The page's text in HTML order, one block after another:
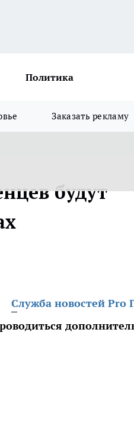
Политика
Заказать рекламу
будут
Служба новостей Pro